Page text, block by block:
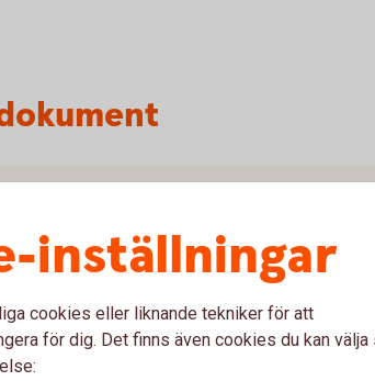
digitalt eller postalt?
inställningar
cookies eller liknande tekniker för att
för dig. Det finns även cookies du kan välja